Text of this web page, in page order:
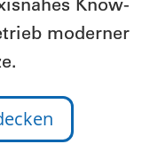
Know-
moderner